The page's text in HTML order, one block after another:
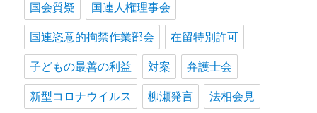
国会質疑 国連人権理事会
国連恣意的拘禁作業部会 在留特別許可
子どもの最善の利益 対案 弁護士会
新型コロナウイルス 柳瀬発言 法相会見